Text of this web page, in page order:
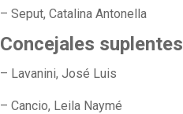
– Seput, Catalina Antonella
Concejales suplentes
– Lavanini, José Luis
– Cancio, Leila Naymé